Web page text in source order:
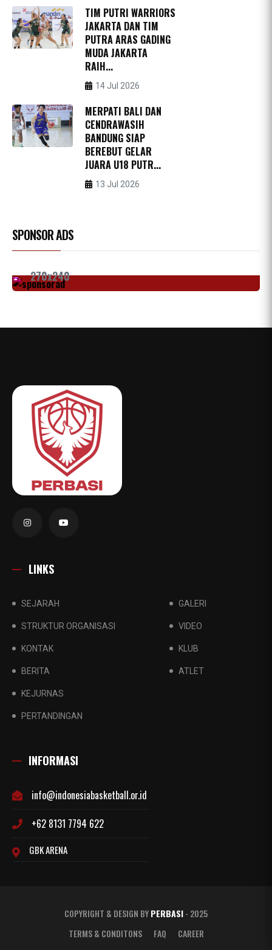
TIM PUTRI WARRIORS
JAKARTA DAN TIM
PUTRA ARAS GADING
MUDA JAKARTA
RAIH...
14 Jul 2026
MERPATI BALI DAN
CENDRAWASIH
BANDUNG SIAP
BEREBUT GELAR
JUARA U18 PUTR...
13 Jul 2026
SPONSOR ADS
270x240
LINKS
SEJARAH
STRUKTUR ORGANISASI
KONTAK
BERITA
KEJURNAS
PERTANDINGAN
GALERI
VIDEO
KLUB
ATLET
INFORMASI
info@indonesiabasketball.or.id
+62 8131 7794 622
GBK ARENA
COPYRIGHT & DESIGN BYPERBASI- 2025
TERMS & CONDITONS
FAQ CAREER